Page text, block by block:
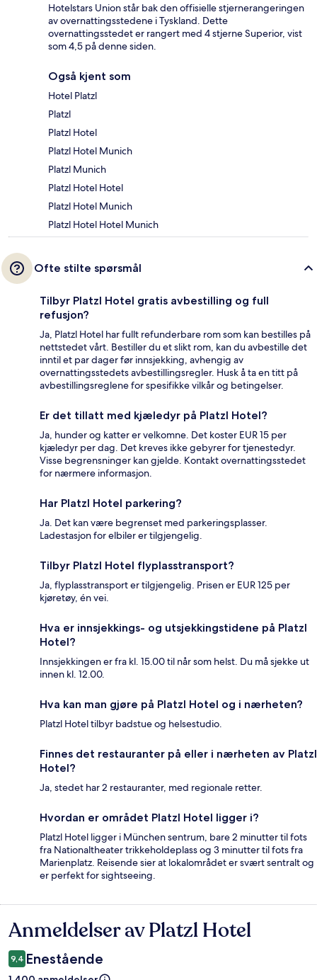
Hotelstars Union står bak den offisielle stjernerangeringen
av overnattingsstedene i Tyskland. Dette
overnattingsstedet er rangert med 4 stjerne Superior, vist
som 4,5 på denne siden.
Også kjent som
Hotel Platzl
Platzl
Platzl Hotel
Platzl Hotel Munich
Platzl Munich
Platzl Hotel Hotel
Platzl Hotel Munich
Platzl Hotel Hotel Munich
Ofte stilte spørsmål
Tilbyr Platzl Hotel gratis avbestilling og full
refusjon?
Ja, Platzl Hotel har fullt refunderbare rom som kan bestilles på
nettstedet vårt. Bestiller du et slikt rom, kan du avbestille det
inntil et par dager før innsjekking, avhengig av
overnattingsstedets avbestillingsregler. Husk å ta en titt på
avbestillingsreglene for spesifikke vilkår og betingelser.
Er det tillatt med kjæledyr på Platzl Hotel?
Ja, hunder og katter er velkomne. Det koster EUR 15 per
kjæledyr per dag. Det kreves ikke gebyrer for tjenestedyr.
Visse begrensninger kan gjelde. Kontakt overnattingsstedet
for nærmere informasjon.
Har Platzl Hotel parkering?
Ja. Det kan være begrenset med parkeringsplasser.
Ladestasjon for elbiler er tilgjengelig.
Tilbyr Platzl Hotel flyplasstransport?
Ja, flyplasstransport er tilgjengelig. Prisen er EUR 125 per
kjøretøy, én vei.
Hva er innsjekkings- og utsjekkingstidene på Platzl
Hotel?
Innsjekkingen er fra kl. 15.00 til når som helst. Du må sjekke ut
innen kl. 12.00.
Hva kan man gjøre på Platzl Hotel og i nærheten?
Platzl Hotel tilbyr badstue og helsestudio.
Finnes det restauranter på eller i nærheten av Platzl
Hotel?
Ja, stedet har 2 restauranter, med regionale retter.
Hvordan er området Platzl Hotel ligger i?
Platzl Hotel ligger i München sentrum, bare 2 minutter til fots
fra Nationaltheater trikkeholdeplass og 3 minutter til fots fra
Marienplatz. Reisende sier at lokalområdet er svært sentralt og
er perfekt for sightseeing.
Anmeldelser
Anmeldelser av Platzl Hotel
9,4 Enestående